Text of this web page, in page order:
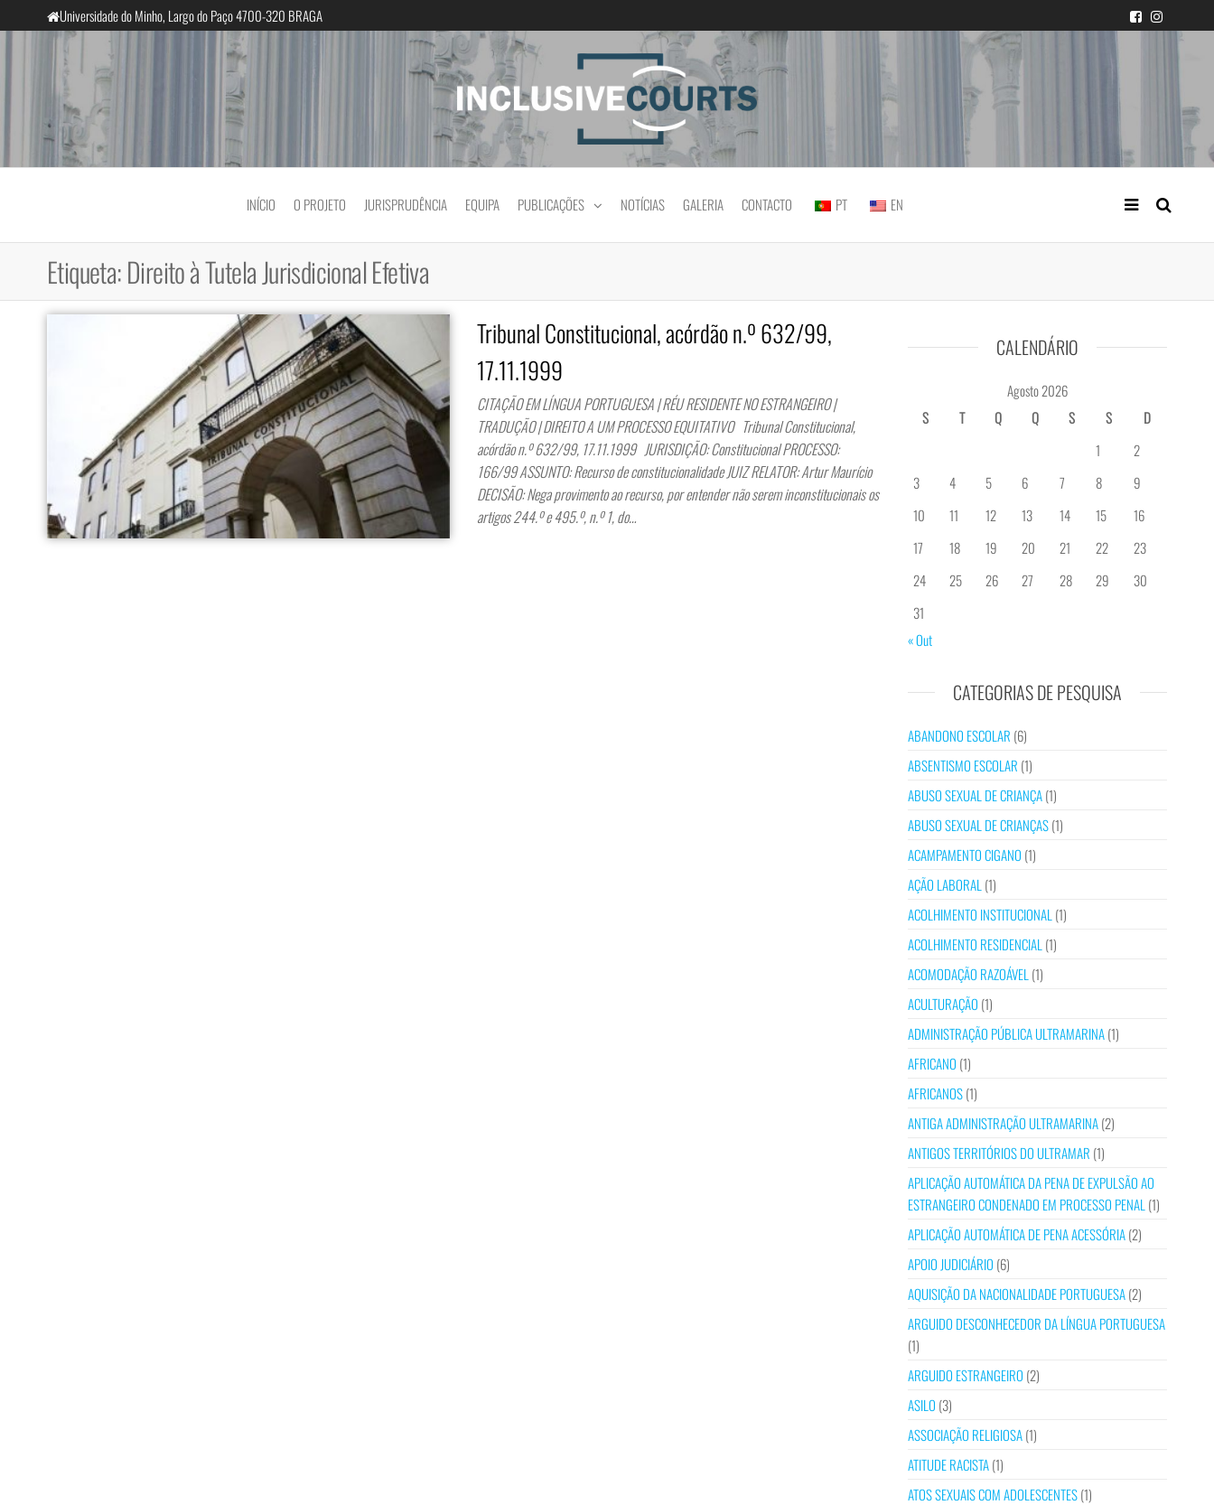
para
Universidade do Minho, Largo do Paço 4700-320 BRAGA
InclusiveCourts Igualdade e diferença cultural na prática judicial portuguesa
INÍCIO O PROJETO JURISPRUDÊNCIA EQUIPA PUBLICAÇÕES NOTÍCIAS GALERIA CONTACTO PT EN
Etiqueta:Direito à Tutela Jurisdicional Efetiva
Tribunal Constitucional, acórdão n.º 632/99,
17.11.1999
CITAÇÃO EM LÍNGUA PORTUGUESA | RÉU RESIDENTE NO ESTRANGEIRO |
TRADUÇÃO | DIREITO A UM PROCESSO EQUITATIVO Tribunal Constitucional,
acórdão n.º 632/99, 17.11.1999 JURISDIÇÃO: Constitucional PROCESSO:
166/99 ASSUNTO: Recurso de constitucionalidade JUIZ RELATOR: Artur Maurício
DECISÃO: Nega provimento ao recurso, por entender não serem inconstitucionais os
artigos 244.º e 495.º, n.º 1, do…
CALENDÁRIO
Agosto 2026
S
T Q Q S S
D
1
2
3
4 5 6 7 8
9
10
11 12 13 14 15
16
17
18 19 20 21 22
23
24
25 26 27 28 29
30
31
« Out
CATEGORIAS DE PESQUISA
ABANDONO ESCOLAR (6)
ABSENTISMO ESCOLAR (1)
ABUSO SEXUAL DE CRIANÇA(1)
ABUSO SEXUAL DE CRIANÇAS(1)
ACAMPAMENTO CIGANO (1)
AÇÃO LABORAL (1)
ACOLHIMENTO INSTITUCIONAL (1)
ACOLHIMENTO RESIDENCIAL (1)
ACOMODAÇÃO RAZOÁVEL (1)
ACULTURAÇÃO (1)
ADMINISTRAÇÃO PÚBLICA ULTRAMARINA(1)
AFRICANO (1)
AFRICANOS(1)
ANTIGA ADMINISTRAÇÃO ULTRAMARINA(2)
ANTIGOS TERRITÓRIOS DO ULTRAMAR (1)
APLICAÇÃO AUTOMÁTICA DA PENA DE EXPULSÃO AO
ESTRANGEIRO CONDENADO EM PROCESSO PENAL (1)
APLICAÇÃO AUTOMÁTICA DE PENA ACESSÓRIA(2)
APOIO JUDICIÁRIO (6)
AQUISIÇÃO DA NACIONALIDADE PORTUGUESA(2)
ARGUIDO DESCONHECEDOR DA LÍNGUA PORTUGUESA
(1)
ARGUIDO ESTRANGEIRO (2)
ASILO (3)
ASSOCIAÇÃO RELIGIOSA(1)
ATITUDE RACISTA(1)
ATOS SEXUAIS COM ADOLESCENTES(1)